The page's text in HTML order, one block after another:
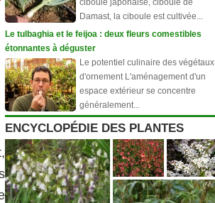
ciboule japonaise, ciboule de
Damast, la ciboule est cultivée...
Le tulbaghia et le feijoa : deux fleurs comestibles
étonnantes à déguster
Le potentiel culinaire des végétaux
d'ornement L'aménagement d'un
espace extérieur se concentre
généralement...
ENCYCLOPÉDIE DES PLANTES